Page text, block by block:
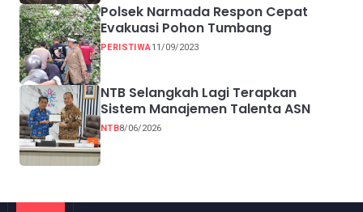
Polsek Narmada Respon Cepat
Evakuasi Pohon Tumbang
PERISTIWA11/09/2023
NTB Selangkah Lagi Terapkan
Sistem Manajemen Talenta ASN
NTB8/06/2026